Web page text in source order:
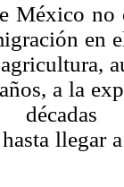
México no
en
a la
llegar